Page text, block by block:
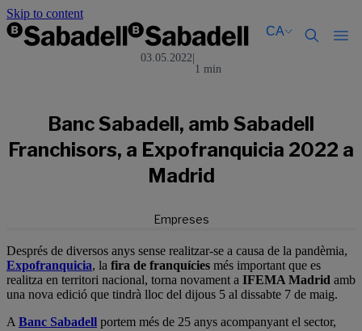
Skip to content
CA
Català
Español
Català
Español
03.05.2022
1 min
Banc Sabadell, amb Sabadell
Franchisors, a Expofranquicia 2022 a
Madrid
Empreses
Després de diversos anys sense realitzar-se a causa de la pandèmia,
Expofranquicia, la fira de franquícies més important que es
realitza en territori nacional, torna novament a IFEMA Madrid amb
una nova edició que tindrà lloc del dijous 5 al dissabte 7 de maig.
A Banc Sabadell portem més de 25 anys acompanyant el sector,